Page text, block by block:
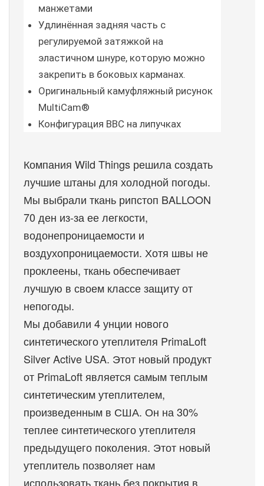
манжетами
Удлинённая задняя часть с
регулируемой затяжкой на
эластичном шнуре, которую можно
закрепить в боковых карманах.
Оригинальный камуфляжный рисунок
MultiCam®
Конфигурация ВВС на липучках
Компания Wild Things решила создать
лучшие штаны для холодной погоды.
Мы выбрали ткань рипстоп BALLOON
70 ден из-за ее легкости,
водонепроницаемости и
воздухопроницаемости. Хотя швы не
проклеены, ткань обеспечивает
лучшую в своем классе защиту от
непогоды.
Мы добавили 4 унции нового
синтетического утеплителя PrimaLoft
Silver Active USA. Этот новый продукт
от PrimaLoft является самым теплым
синтетическим утеплителем,
произведенным в США. Он на 30%
теплее синтетического утеплителя
предыдущего поколения. Этот новый
утеплитель позволяет нам
использовать ткань без покрытия в